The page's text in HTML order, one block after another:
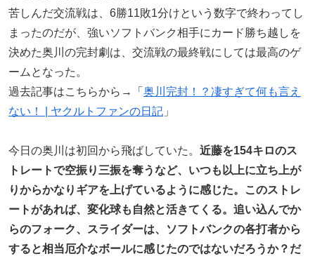
苦しんだ交流戦は、6勝11敗1分けという数字で終わってし
まったのだが、強いソフトバンク相手にカード勝ち越しを
決めた奥川の完封劇は、交流戦の最終戦にしては最高のゲ
ームとなった。
過去記事はこちらから→「 奥川完封！？凄すぎて何も言え
ない！ | ヤクルトファンの日記 」
今日の奥川は初回から飛ばしていた。 近藤を154キロのス
トレートで空振り三振を奪うなど、いつも以上に立ち上が
りからかなりギアを上げているように感じた。このストレ
ートがあれば、変化球も自然と活きてくる。追い込んでか
らのフォーク、スライダーは、ソフトバンクの各打者から
すると相当厄介なボールに感じたのではないだろうか？だ